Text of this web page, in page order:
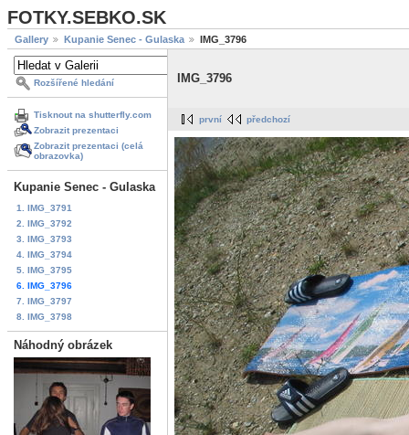
FOTKY.SEBKO.SK
Gallery Kupanie Senec - Gulaska IMG_3796
Rozšířené hledání
Tisknout na shutterfly.com
Zobrazit prezentaci
Zobrazit prezentaci (celá
obrazovka)
Kupanie Senec - Gulaska
1. IMG_3791
2. IMG_3792
3. IMG_3793
4. IMG_3794
5. IMG_3795
6. IMG_3796
7. IMG_3797
8. IMG_3798
Náhodný obrázek
IMG_3796
první předchozí